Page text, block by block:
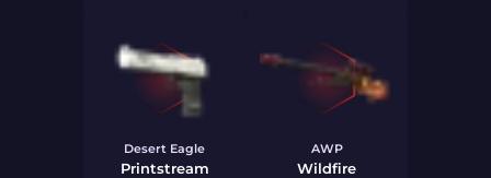
Desert Eagle
Printstream
AWP
Wildfire